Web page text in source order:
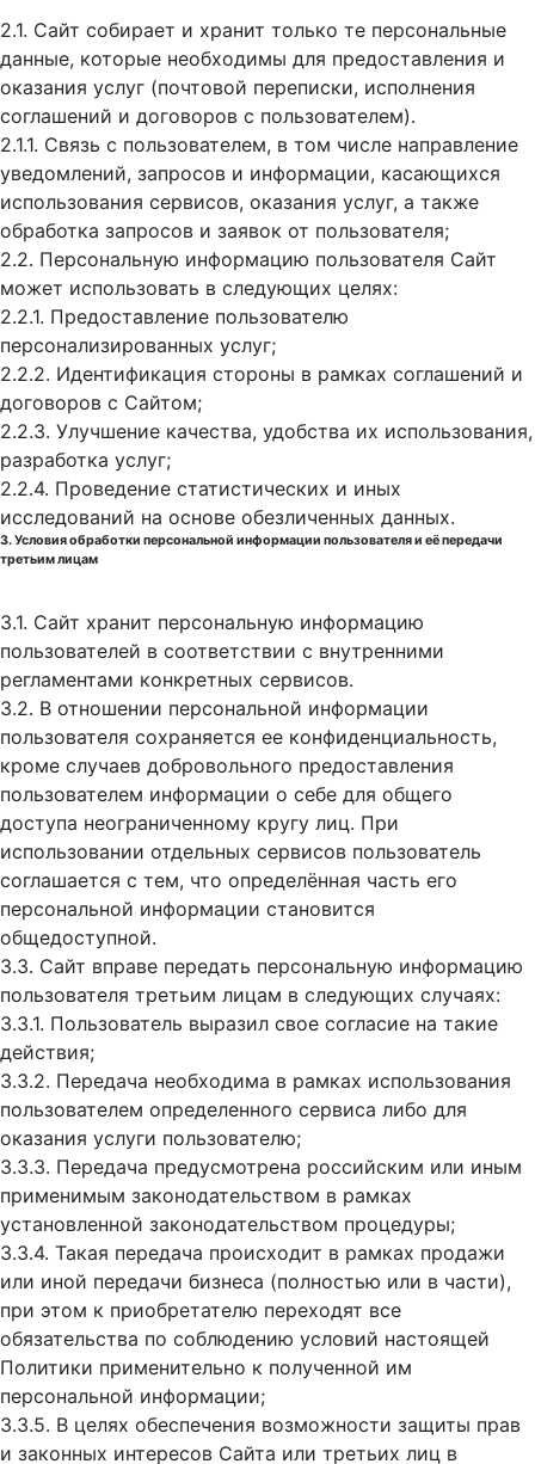
2.1. Сайт собирает и хранит только те персональные
данные, которые необходимы для предоставления и
оказания услуг (почтовой переписки, исполнения
соглашений и договоров с пользователем).
2.1.1. Связь с пользователем, в том числе направление
уведомлений, запросов и информации, касающихся
использования сервисов, оказания услуг, а также
обработка запросов и заявок от пользователя;
2.2. Персональную информацию пользователя Сайт
может использовать в следующих целях:
2.2.1. Предоставление пользователю
персонализированных услуг;
2.2.2. Идентификация стороны в рамках соглашений и
договоров с Сайтом;
2.2.3. Улучшение качества, удобства их использования,
разработка услуг;
2.2.4. Проведение статистических и иных
исследований на основе обезличенных данных.
3. Условия обработки персональной информации пользователя и её передачи
третьим лицам
3.1. Сайт хранит персональную информацию
пользователей в соответствии с внутренними
регламентами конкретных сервисов.
3.2. В отношении персональной информации
пользователя сохраняется ее конфиденциальность,
кроме случаев добровольного предоставления
пользователем информации о себе для общего
доступа неограниченному кругу лиц. При
использовании отдельных сервисов пользователь
соглашается с тем, что определённая часть его
персональной информации становится
общедоступной.
3.3. Сайт вправе передать персональную информацию
пользователя третьим лицам в следующих случаях:
3.3.1. Пользователь выразил свое согласие на такие
действия;
3.3.2. Передача необходима в рамках использования
пользователем определенного сервиса либо для
оказания услуги пользователю;
3.3.3. Передача предусмотрена российским или иным
применимым законодательством в рамках
установленной законодательством процедуры;
3.3.4. Такая передача происходит в рамках продажи
или иной передачи бизнеса (полностью или в части),
при этом к приобретателю переходят все
обязательства по соблюдению условий настоящей
Политики применительно к полученной им
персональной информации;
3.3.5. В целях обеспечения возможности защиты прав
и законных интересов Сайта или третьих лиц в